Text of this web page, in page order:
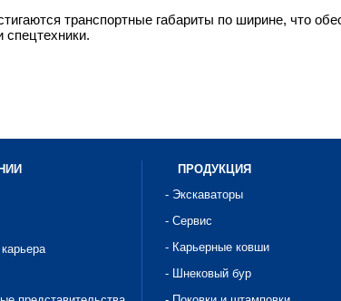
транспортные габариты по ширине, что
спецтехники.
ПРОДУКЦИЯ
- Экскаваторы
- Сервис
- Карьерные ковши
- Шнековый бур